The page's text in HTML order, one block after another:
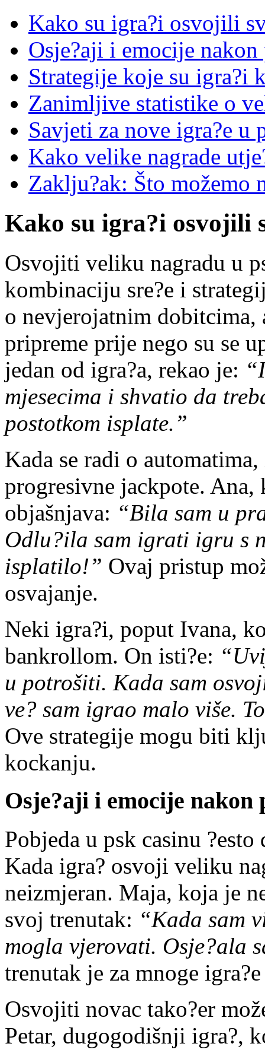
Kako su igra?i osvojili
Osje?aji i emocije
Strategije koje su igra?i
Zanimljive statistike o
Savjeti za nove igra?e u
Kako velike nagrade
Zaklju?ak: Što možemo
Kako su igra?i osvojili
Osvojiti veliku nagradu u
kombinaciju sre?e i
o nevjerojatnim
pripreme prije nego su se
jedan od igra?a, rekao je:
mjesecima i shvatio da
postotkom isplate.”
Kada se radi o
progresivne jackpote.
objašnjava: “Bila sam u
Odlu?ila sam igrati igru s
isplatilo!” Ovaj pristup
osvajanje.
Neki igra?i, poput Ivana,
bankrollom. On isti?e:
u potrošiti. Kada sam
ve? sam igrao malo više.
Ove strategije mogu biti
kockanju.
Osje?aji i emocije nakon
Pobjeda u psk casinu
Kada igra? osvoji veliku
neizmjeran. Maja, koja je
svoj trenutak: “Kada sam
mogla vjerovati. Osje?ala
trenutak je za mnoge
Osvojiti novac tako?er
Petar, dugogodišnji igra?,